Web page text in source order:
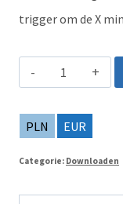
trigger om de X
TikTok
van
Sheets
naar
PLN EUR
Categorie: Downloaden